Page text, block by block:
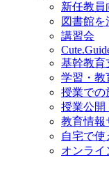
新任教員
図書館
講習会
基幹教育
学習・教
授業での
授業公開
教育情報
自宅で
オンライ